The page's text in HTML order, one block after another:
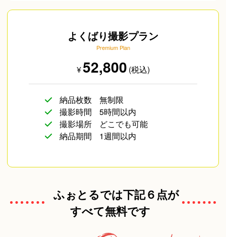
よくばり撮影プラン
Premium Plan
¥52,800 (税込)
納品枚数
無制限
撮影時間
5時間以内
撮影場所
どこでも可能
納品期間
1週間以内
ふぉとるでは下記６点が
すべて無料です